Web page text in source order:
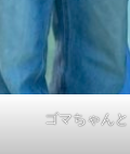
ゴマちゃんと